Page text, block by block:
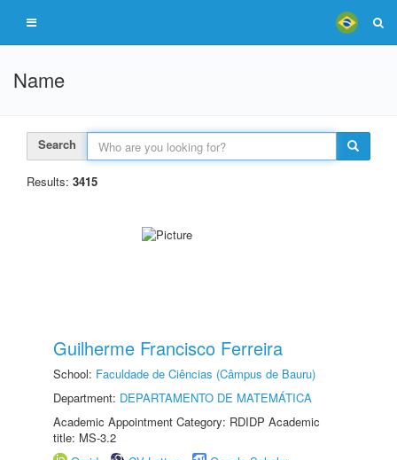
Name
Search
Results: 3415
Guilherme Francisco Ferreira
School: Faculdade de Ciências (Câmpus de Bauru)
Department: DEPARTAMENTO DE MATEMÁTICA
Academic Appointment Category: RDIDP Academic
title: MS-3.2